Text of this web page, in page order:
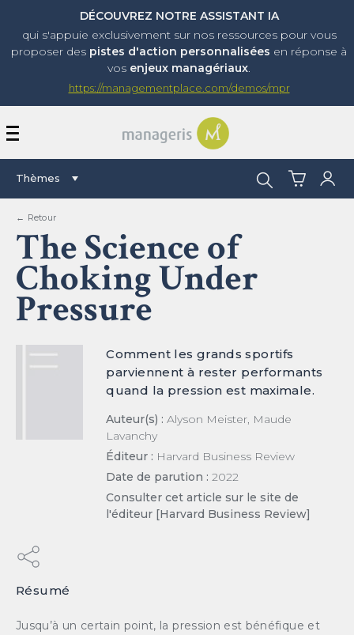
DÉCOUVREZ NOTRE ASSISTANT IA
qui s'appuie exclusivement sur nos ressources pour vous
proposer des pistes d'action personnalisées en réponse à
vos enjeux managériaux.
https://managementplace.com/demos/mpr
AFFICHER OU
Thèmes Rechercher :
← Retour
The Science of
Choking Under
Pressure
Comment les grands sportifs
parviennent à rester performants
quand la pression est maximale.
Auteur(s) : Alyson Meister, Maude
Lavanchy
Éditeur : Harvard Business Review
Date de parution : 2022
Consulter cet article sur le site de
l'éditeur [Harvard Business Review]
Résumé
Jusqu’à un certain point, la pression est bénéfique et